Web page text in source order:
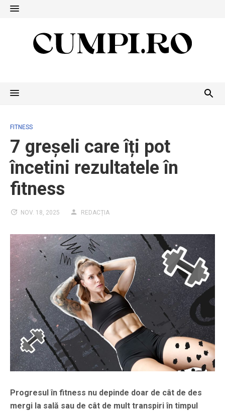
Skip
FITNESS
7 greșeli care îți pot
încetini rezultatele în
fitness
NOV. 18, 2025 REDACȚIA
Progresul în fitness nu depinde doar de cât de des
mergi la sală sau de cât de mult transpiri în timpul